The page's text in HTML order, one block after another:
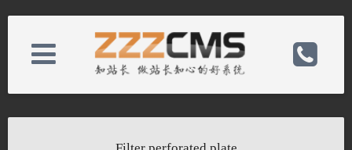
About us 电话：86-523-84612388